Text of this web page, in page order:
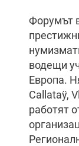
Форумът
водещи
Европа.
Callataÿ,
работят